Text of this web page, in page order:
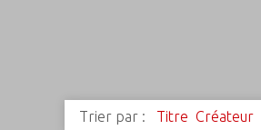
Trier par : Titre Créateur